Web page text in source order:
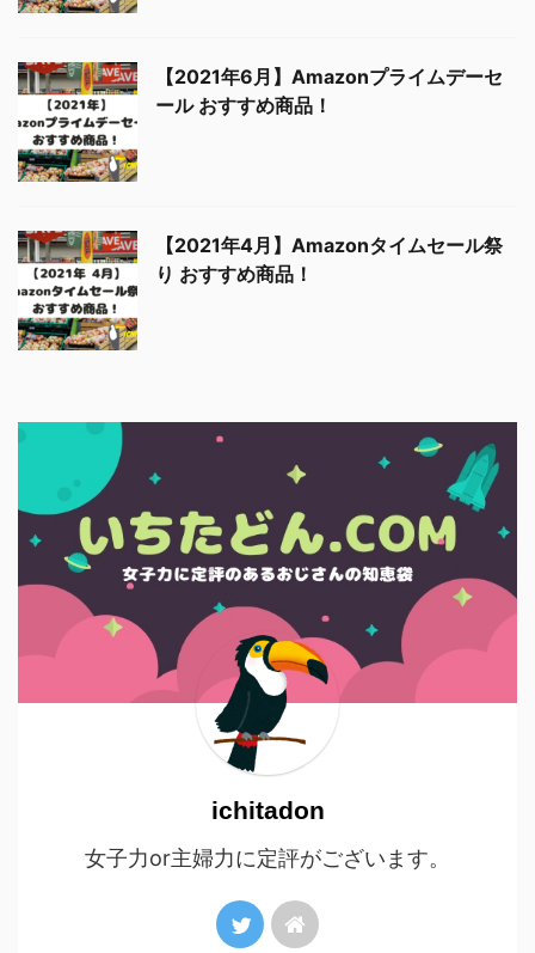
【2021年6月】Amazonプライムデーセ
ール おすすめ商品！
【2021年4月】Amazonタイムセール祭
り おすすめ商品！
ichitadon
女子力or主婦力に定評がございます。